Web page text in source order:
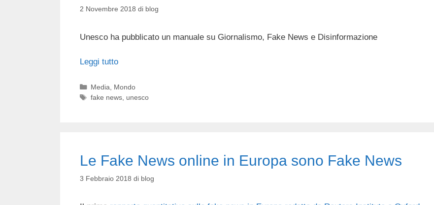
2 Novembre 2018 di blog
Unesco ha pubblicato un manuale su Giornalismo, Fake News e Disinformazione
Leggi tutto
Categorie
Media, Mondo
Tag
fake news, unesco
Le Fake News online in Europa sono Fake News
3 Febbraio 2018 di blog